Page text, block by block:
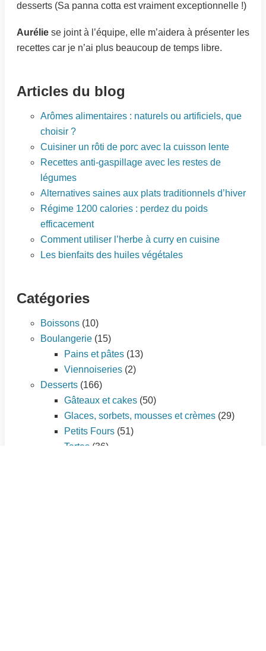
desserts (Sa panna cotta est vraiment exceptionnelle !)
Aurélie se joint à l’équipe, elle m’aidera à présenter les
recettes car je n’ai plus beaucoup de temps libre.
Articles du blog
Arômes alimentaires : naturels ou artificiels, que
choisir ?
Cuisiner un rôti de porc avec la cuisson lente
Recettes anti-gaspillage avec les restes de
légumes
Alternatives saines aux plats traditionnels d’hiver
Régime 1200 calories : perdez du poids
efficacement
Comment utiliser l’herbe à curry en cuisine
Les bienfaits des huiles végétales
Catégories
Boissons (10)
Boulangerie (15)
Pains et pâtes (13)
Viennoiseries (2)
Desserts (166)
Gâteaux et cakes (50)
Glaces, sorbets, mousses et crèmes (29)
Petits Fours (51)
Tartes (36)